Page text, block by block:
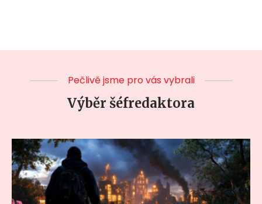
Pečlivě jsme pro vás vybrali
Výběr šéfredaktora